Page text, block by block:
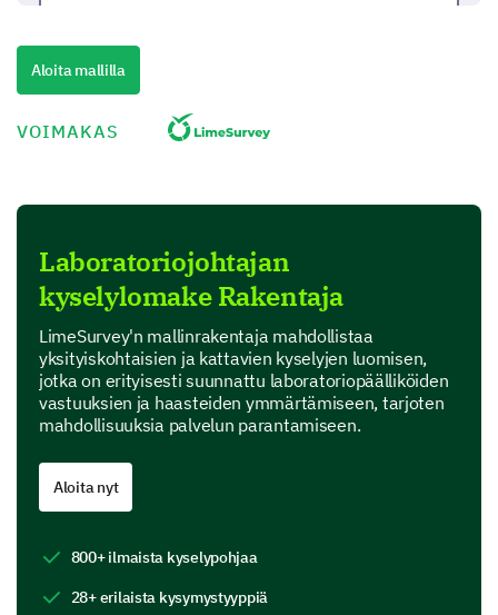
Training and Team Development
Let's chat about your experiences with team
Please rate the frequency and importance of
your team:
Daily
Safety protocols
Frequency
Equipment usage
Frequency
Lab etiquette
Update on research findings
Lab Equipment and Safety
Aloita mallilla
VOIMAKAS
Laboratoriojohtajan
kyselylomake Rakentaja
LimeSurvey'n mallinrakentaja mahdollistaa
yksityiskohtaisien ja kattavien kyselyjen luomisen,
jotka on erityisesti suunnattu laboratoriopäälliköiden
vastuuksien ja haasteiden ymmärtämiseen, tarjoten
mahdollisuuksia palvelun parantamiseen.
Aloita nyt
800+ ilmaista kyselypohjaa
28+ erilaista kysymystyyppiä